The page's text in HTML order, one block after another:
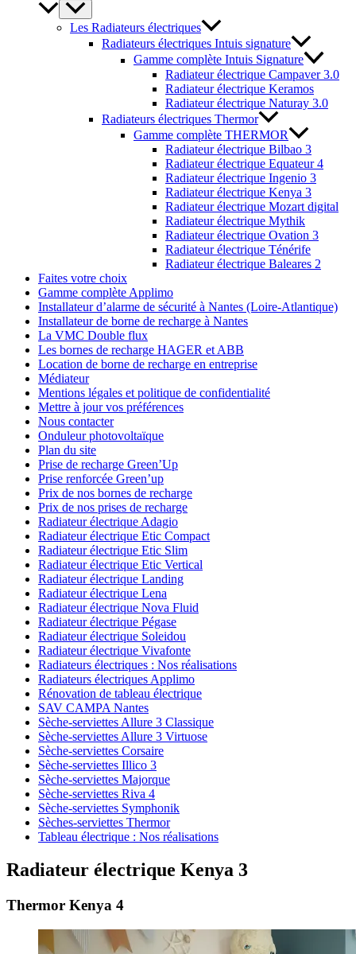
Les Radiateurs électriques
Radiateurs électriques Intuis signature
Gamme complète Intuis Signature
Radiateur électrique Campaver 3.0
Radiateur électrique Keramos
Radiateur électrique Naturay 3.0
Radiateurs électriques Thermor
Gamme complète THERMOR
Radiateur électrique Bilbao 3
Radiateur électrique Equateur 4
Radiateur électrique Ingenio 3
Radiateur électrique Kenya 3
Radiateur électrique Mozart digital
Radiateur électrique Mythik
Radiateur électrique Ovation 3
Radiateur électrique Ténérife
Radiateur électrique Baleares 2
Faites votre choix
Gamme complète Applimo
Installateur d’alarme de sécurité à Nantes (Loire-Atlantique)
Installateur de borne de recharge à Nantes
La VMC Double flux
Les bornes de recharge HAGER et ABB
Location de borne de recharge en entreprise
Médiateur
Mentions légales et politique de confidentialité
Mettre à jour vos préférences
Nous contacter
Onduleur photovoltaïque
Plan du site
Prise de recharge Green’Up
Prise renforcée Green’up
Prix de nos bornes de recharge
Prix de nos prises de recharge
Radiateur électrique Adagio
Radiateur électrique Etic Compact
Radiateur électrique Etic Slim
Radiateur électrique Etic Vertical
Radiateur électrique Landing
Radiateur électrique Lena
Radiateur électrique Nova Fluid
Radiateur électrique Pégase
Radiateur électrique Soleidou
Radiateur électrique Vivafonte
Radiateurs électriques : Nos réalisations
Radiateurs électriques Applimo
Rénovation de tableau électrique
SAV CAMPA Nantes
Sèche-serviettes Allure 3 Classique
Sèche-serviettes Allure 3 Virtuose
Sèche-serviettes Corsaire
Sèche-serviettes Illico 3
Sèche-serviettes Majorque
Sèche-serviettes Riva 4
Sèche-serviettes Symphonik
Sèches-serviettes Thermor
Tableau électrique : Nos réalisations
Radiateur électrique Kenya 3
Thermor Kenya 4